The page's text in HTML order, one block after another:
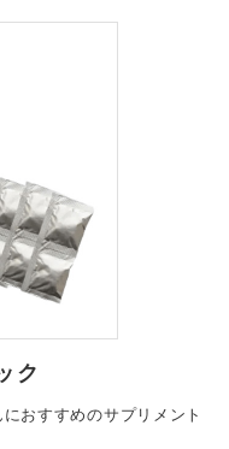
ク
おすすめのサプリメント